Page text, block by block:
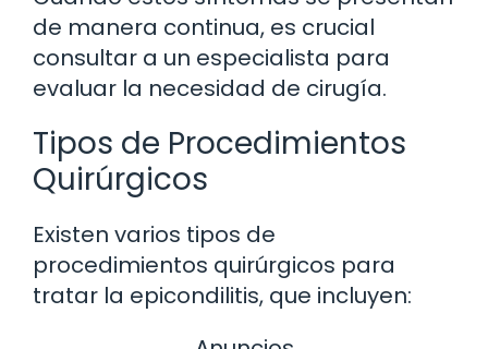
de manera continua, es crucial
consultar a un especialista para
evaluar la necesidad de cirugía.
Tipos de Procedimientos
Quirúrgicos
Existen varios tipos de
procedimientos quirúrgicos para
tratar la epicondilitis, que incluyen: